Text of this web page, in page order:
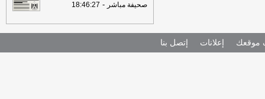
صحيفة مباشر -
18:46:27
موقعك إعلانات إتصل بنا